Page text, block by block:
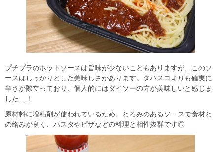
プチプラのホットソースは旨味が少ないこともありますが、このソ
ースはしっかりとした美味しさがあります。タバスコよりも確実に
辛さが際立っており、個人的にはダイソーの方が美味しいと感じま
した…！
原材料に増粘剤が使われているため、とろみのあるソースで食材と
の絡みが良く、パスタやピザなどの料理と相性抜群です◎